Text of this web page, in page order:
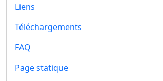
Liens
Téléchargements
FAQ
Page statique